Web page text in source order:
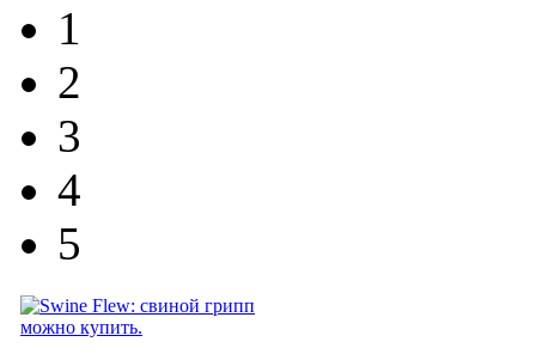
1
2
3
4
5